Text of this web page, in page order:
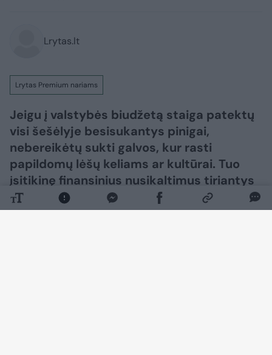
Lrytas.lt
Lrytas Premium nariams
Jeigu į valstybės biudžetą staiga patektų
visi šešėlyje besisukantys pinigai,
nebereikėtų sukti galvos, kur rasti
papildomų lėšų keliams ar kultūrai. Tuo
įsitikinę finansinius nusikaltimus tiriantys
pareigūnai, kuriuos stebina ne tik aferistų
gudrybės.